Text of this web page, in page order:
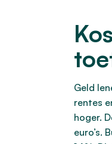
Geld
rentes
hoger.
euro’s.